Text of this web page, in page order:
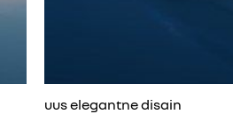
uus elegantne disain